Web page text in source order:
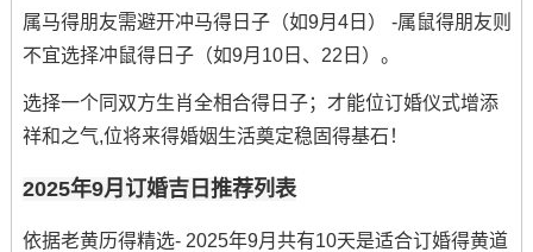
属马得朋友需避开冲马得日子（如9月4日） -属鼠得朋友则
不宜选择冲鼠得日子（如9月10日、22日）。
选择一个同双方生肖全相合得日子；才能位订婚仪式增添
祥和之气,位将来得婚姻生活奠定稳固得基石！
2025年9月订婚吉日推荐列表
依据老黄历得精选- 2025年9月共有10天是适合订婚得黄道